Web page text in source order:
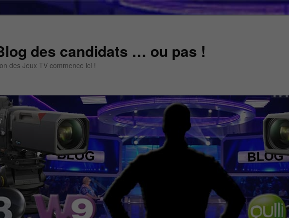
des candidats … ou pas !
des Jeux TV commence ici !